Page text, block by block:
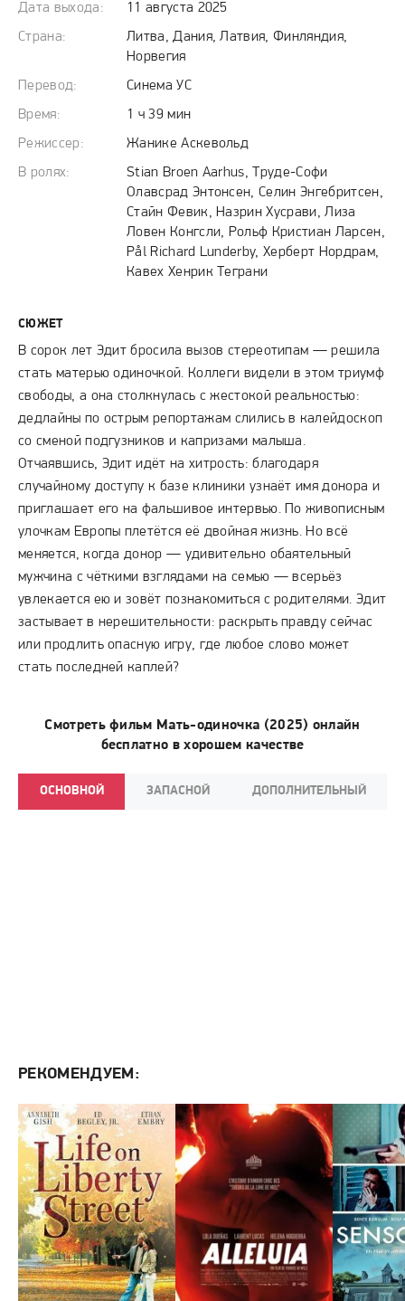
Дата выхода:
11 августа 2025
Страна:
Литва, Дания, Латвия, Финляндия,
Норвегия
Перевод:
Синема УС
Время:
1 ч 39 мин
Режиссер:
Жанике Аскевольд
В ролях:
Stian Broen Aarhus, Труде-Софи
Олавсрад Энтонсен, Селин Энгебритсен,
Стайн Февик, Назрин Хусрави, Лиза
Ловен Конгсли, Рольф Кристиан Ларсен,
Pål Richard Lunderby, Херберт Нордрам,
Кавех Хенрик Теграни
СЮЖЕТ
В сорок лет Эдит бросила вызов стереотипам — решила
стать матерью одиночкой. Коллеги видели в этом триумф
свободы, а она столкнулась с жестокой реальностью:
дедлайны по острым репортажам слились в калейдоскоп
со сменой подгузников и капризами малыша.
Отчаявшись, Эдит идёт на хитрость: благодаря
случайному доступу к базе клиники узнаёт имя донора и
приглашает его на фальшивое интервью. По живописным
улочкам Европы плетётся её двойная жизнь. Но всё
меняется, когда донор — удивительно обаятельный
мужчина с чёткими взглядами на семью — всерьёз
увлекается ею и зовёт познакомиться с родителями. Эдит
застывает в нерешительности: раскрыть правду сейчас
или продлить опасную игру, где любое слово может
стать последней каплей?
Смотреть фильм Мать-одиночка (2025) онлайн
бесплатно в хорошем качестве
ОСНОВНОЙ ЗАПАСНОЙ ДОПОЛНИТЕЛЬНЫЙ
РЕКОМЕНДУЕМ: